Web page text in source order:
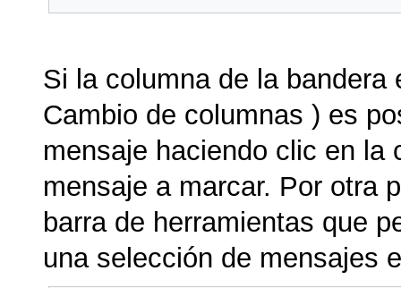
Si la columna de la
Cambio de columnas ) es
mensaje haciendo clic en la
mensaje a marcar. Por otra
barra de herramientas que
una selección de mensajes